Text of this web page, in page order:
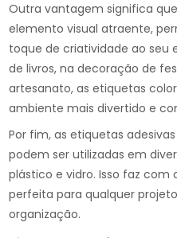
Outra vantagem significa
elemento visual atraente,
toque de criatividade ao seu
de livros, na decoração de
artesanato, as etiquetas
ambiente mais divertido e
Por fim, as etiquetas
podem ser utilizadas em
plástico e vidro. Isso faz com
perfeita para qualquer
organização.